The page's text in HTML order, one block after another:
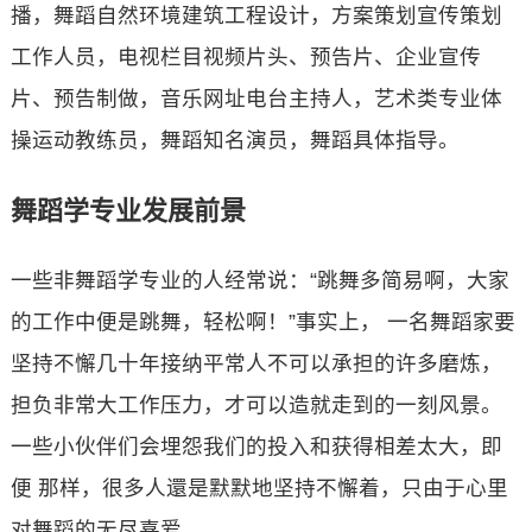
播，舞蹈自然环境建筑工程设计，方案策划宣传策划
工作人员，电视栏目视频片头、预告片、企业宣传
片、预告制做，音乐网址电台主持人，艺术类专业体
操运动教练员，舞蹈知名演员，舞蹈具体指导。
舞蹈学专业发展前景
一些非舞蹈学专业的人经常说：“跳舞多简易啊，大家
的工作中便是跳舞，轻松啊！”事实上， 一名舞蹈家要
坚持不懈几十年接纳平常人不可以承担的许多磨炼，
担负非常大工作压力，才可以造就走到的一刻风景。
一些小伙伴们会埋怨我们的投入和获得相差太大，即
便 那样，很多人還是默默地坚持不懈着，只由于心里